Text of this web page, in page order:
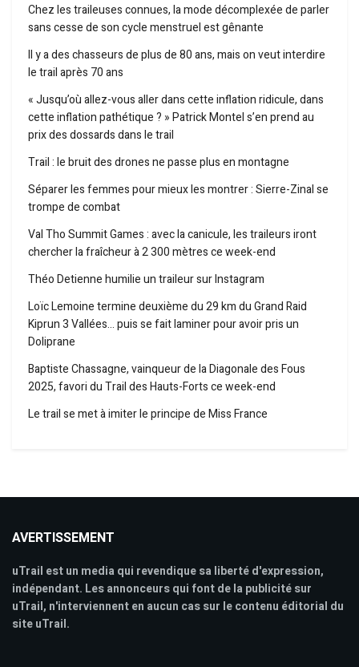
Chez les traileuses connues, la mode décomplexée de parler
sans cesse de son cycle menstruel est gênante
Il y a des chasseurs de plus de 80 ans, mais on veut interdire
le trail après 70 ans
« Jusqu’où allez-vous aller dans cette inflation ridicule, dans
cette inflation pathétique ? » Patrick Montel s’en prend au
prix des dossards dans le trail
Trail : le bruit des drones ne passe plus en montagne
Séparer les femmes pour mieux les montrer : Sierre-Zinal se
trompe de combat
Val Tho Summit Games : avec la canicule, les traileurs iront
chercher la fraîcheur à 2 300 mètres ce week-end
Théo Detienne humilie un traileur sur Instagram
Loïc Lemoine termine deuxième du 29 km du Grand Raid
Kiprun 3 Vallées… puis se fait laminer pour avoir pris un
Doliprane
Baptiste Chassagne, vainqueur de la Diagonale des Fous
2025, favori du Trail des Hauts-Forts ce week-end
Le trail se met à imiter le principe de Miss France
AVERTISSEMENT
uTrail est un media qui revendique sa liberté d'expression,
indépendant. Les annonceurs qui font de la publicité sur
uTrail, n'interviennent en aucun cas sur le contenu éditorial du
site uTrail.